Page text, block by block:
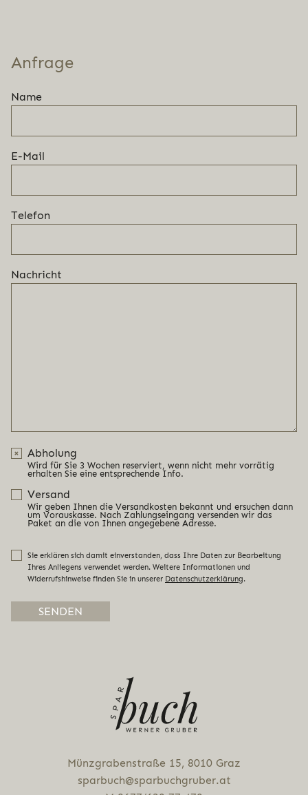
Anfrage
Name
E-Mail
Telefon
Nachricht
Abholung
Wird für Sie 3 Wochen reserviert, wenn nicht mehr vorrätig
erhalten Sie eine entsprechende Info.
Versand
Wir geben Ihnen die Versandkosten bekannt und ersuchen dann
um Vorauskasse. Nach Zahlungseingang versenden wir das
Paket an die von Ihnen angegebene Adresse.
Sie erklären sich damit einverstanden, dass Ihre Daten zur Bearbeitung
Ihres Anliegens verwendet werden. Weitere Informationen und
Widerrufshinweise finden Sie in unserer Datenschutzerklärung.
Münz­gra­ben­stra­ße 15, 8010 Graz
sparbuch@sparbuchgruber.at